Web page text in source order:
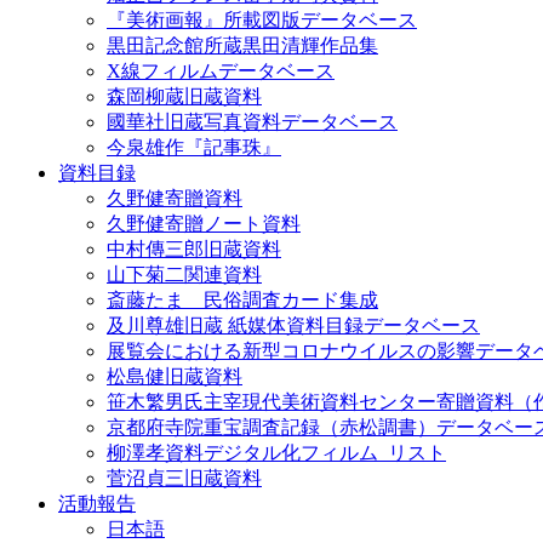
『美術画報』所載図版データベース
黒田記念館所蔵黒田清輝作品集
X線フィルムデータベース
森岡柳蔵旧蔵資料
國華社旧蔵写真資料データベース
今泉雄作『記事珠』
資料目録
久野健寄贈資料
久野健寄贈ノート資料
中村傳三郎旧蔵資料
山下菊二関連資料
斎藤たま 民俗調査カード集成
及川尊雄旧蔵 紙媒体資料目録データベース
展覧会における新型コロナウイルスの影響データ
松島健旧蔵資料
笹木繁男氏主宰現代美術資料センター寄贈資料（
京都府寺院重宝調査記録（赤松調書）データベー
柳澤孝資料デジタル化フィルム_リスト
菅沼貞三旧蔵資料
活動報告
日本語